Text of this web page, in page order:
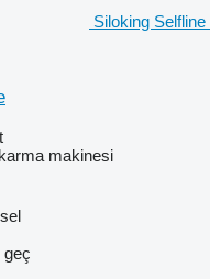
Siloking
makinesi
geç